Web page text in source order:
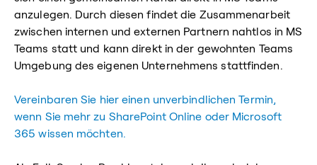
anzulegen. Durch diesen findet die Zusammenarbeit
zwischen internen und externen Partnern nahtlos in MS
Teams statt und kann direkt in der gewohnten Teams
Umgebung des eigenen Unternehmens stattfinden.
Vereinbaren Sie hier einen unverbindlichen Termin,
wenn Sie mehr zu SharePoint Online oder Microsoft
365 wissen möchten.